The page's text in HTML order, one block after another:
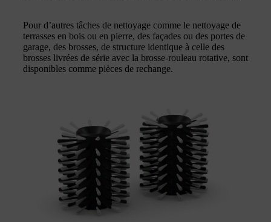
Pour d’autres tâches de nettoyage comme le nettoyage de
terrasses en bois ou en pierre, des façades ou des portes de
garage, des brosses, de structure identique à celle des
brosses livrées de série avec la brosse-rouleau rotative, sont
disponibles comme pièces de rechange.